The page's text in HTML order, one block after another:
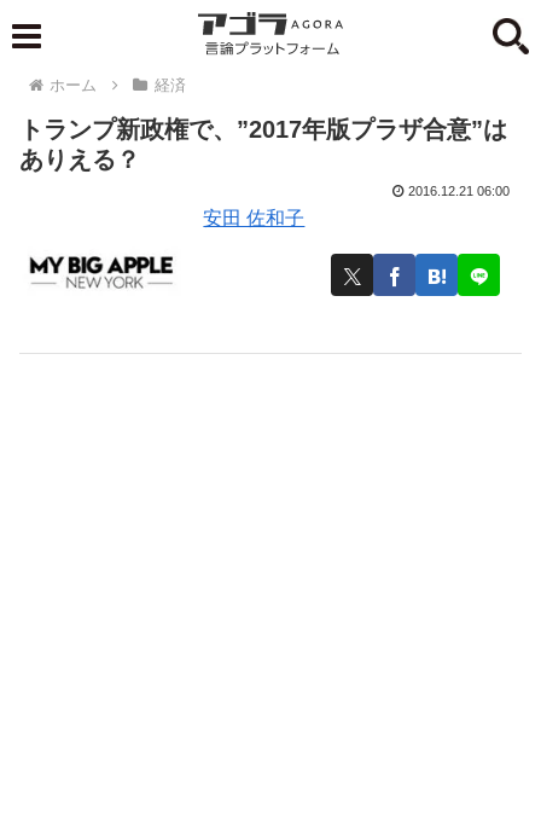
ホーム 経済
トランプ新政権で、”2017年版プラザ合意”は
ありえる？
安田 佐和子
2016.12.21 06:00